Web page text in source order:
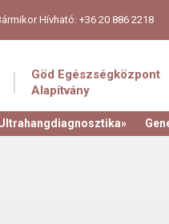
Hívható: +36 20 886 2218
Göd Egészségközpont
Alapítvány